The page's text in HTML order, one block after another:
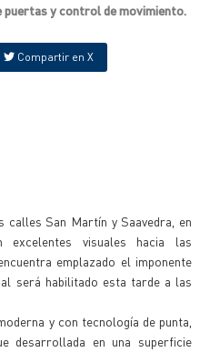
y control de movimiento.
Compartir en X
calles San Martín y Saavedra, en
visuales hacia las
emplazado el imponente
será habilitado esta tarde a las
y con tecnología de punta,
desarrollada en una superficie